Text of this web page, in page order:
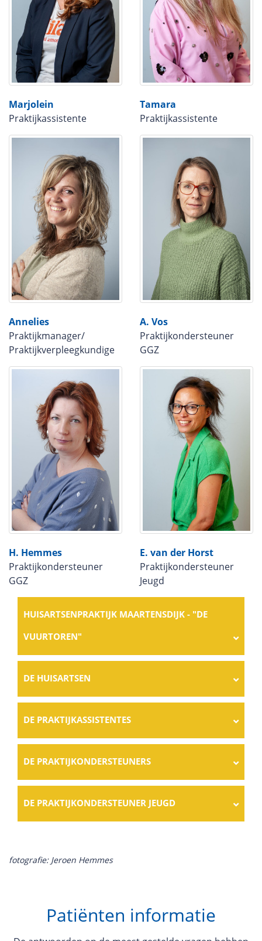
Marjolein
Praktijkassistente
Tamara
Praktijkassistente
Annelies
Praktijkmanager/
Praktijkverpleegkundige
A. Vos
Praktijkondersteuner
GGZ
H. Hemmes
Praktijkondersteuner
GGZ
E. van der Horst
Praktijkondersteuner
Jeugd
HUISARTSENPRAKTIJK MAARTENSDIJK - "DE
VUURTOREN"
DE HUISARTSEN
DE PRAKTIJKASSISTENTES
DE PRAKTIJKONDERSTEUNERS
DE PRAKTIJKONDERSTEUNER JEUGD
fotografie: Jeroen Hemmes
Patiënten informatie